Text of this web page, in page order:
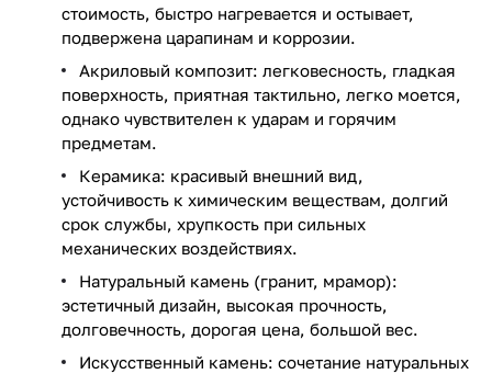
стоимость, быстро нагревается и остывает,
подвержена царапинам и коррозии.
Акриловый композит: легковесность, гладкая
поверхность, приятная тактильно, легко моется,
однако чувствителен к ударам и горячим
предметам.
Керамика: красивый внешний вид,
устойчивость к химическим веществам, долгий
срок службы, хрупкость при сильных
механических воздействиях.
Натуральный камень (гранит, мрамор):
эстетичный дизайн, высокая прочность,
долговечность, дорогая цена, большой вес.
Искусственный камень: сочетание натуральных